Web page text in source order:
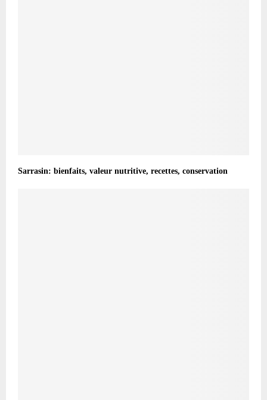
Sarrasin: bienfaits, valeur nutritive, recettes, conservation